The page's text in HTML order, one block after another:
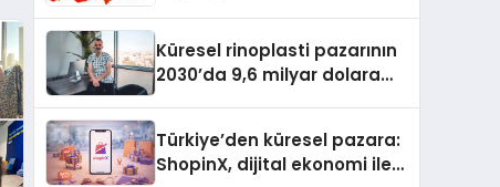
Küresel rinoplasti pazarının
2030’da 9,6 milyar dolara
Türkiye’den küresel pazara:
ShopinX, dijital ekonomi ile